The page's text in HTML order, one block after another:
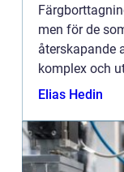
men för de
återskapande
komplex och
metoder
Elias Hedin